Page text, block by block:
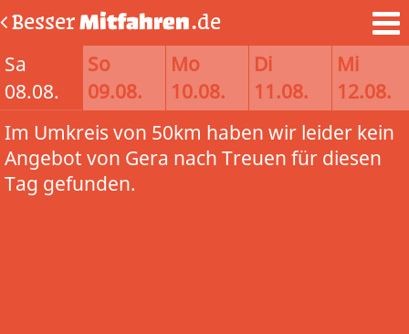
BesserMitfahren.de
Sa
08.08.
So
09.08.
Mo
10.08.
Di
11.08.
Mi
12.08.
Im Umkreis von 50km haben wir leider kein
Angebot von Gera nach Treuen für diesen
Tag gefunden.